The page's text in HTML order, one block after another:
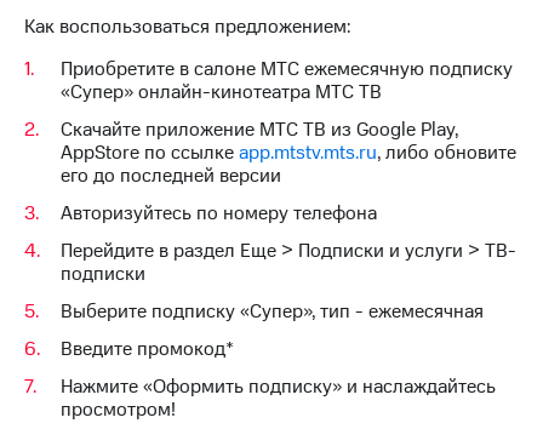
карту
Оформить
eSIM
SIM-
карта
для
иностранцев
Оформить
чистый
номер
Выбрать
красивый
номер
оплате
МТС
Деньги
Спутниковое ТВ
Выберите
и подключите
ТВ
с выгодным
тарифом
Интернет,
ТВ и телефон
для дома
Как воспользоваться предложением:
Приобретите в салоне МТС ежемесячную подписку
«Супер» онлайн-кинотеатра МТС ТВ
Скачайте приложение МТС ТВ из Google Play,
AppStore по ссылкеapp.mtstv.mts.ru, либо обновите
его до последней версии
Авторизуйтесь по номеру телефона
Перейдите в раздел Еще > Подписки и услуги > ТВ-
подписки
Выберите подписку «Супер», тип - ежемесячная
Введите промокод*
Нажмите «Оформить подписку» и наслаждайтесь
просмотром!